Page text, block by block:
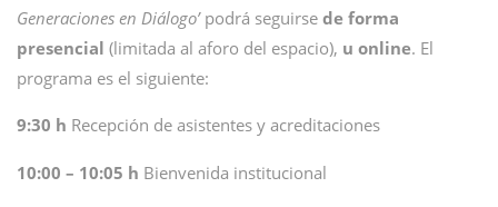
Generaciones en Diálogo’podrá seguirse de forma
presencial (limitada al aforo del espacio), u online. El
programa es el siguiente:
9:30 h Recepción de asistentes y acreditaciones
10:00 – 10:05 h Bienvenida institucional